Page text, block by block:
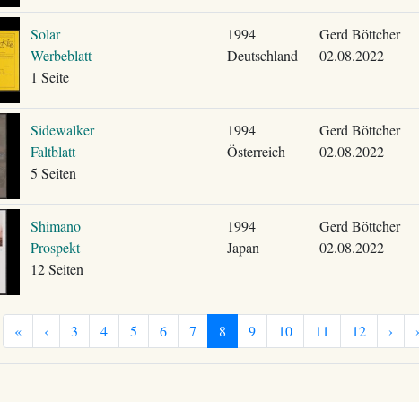
Solar
Werbeblatt
1 Seite
1994
Deutschland
Gerd Böttcher
02.08.2022
Sidewalker
Faltblatt
5 Seiten
1994
Österreich
Gerd Böttcher
02.08.2022
Shimano
Prospekt
12 Seiten
1994
Japan
Gerd Böttcher
02.08.2022
« ‹ 3 4 5 6 7 8 9 10 11 12 ›